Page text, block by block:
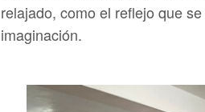
relajado, como el reflejo que
imaginación.